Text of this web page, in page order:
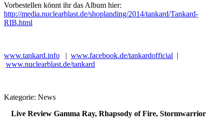
Vorbestellen könnt ihr das Album hier:
http://media.nuclearblast.de/shoplanding/2014/tankard/Tankard-
RIB.html
www.tankard.info | www.facebook.de/tankardofficial |
www.nuclearblast.de/tankard
Kategorie: News
Live Review Gamma Ray, Rhapsody of Fire, Stormwarrior